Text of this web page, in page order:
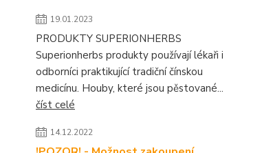
19.01.2023
PRODUKTY SUPERIONHERBS
Superionherbs produkty používají lékaři i
odborníci praktikující tradiční čínskou
medicínu. Houby, které jsou pěstované...
číst celé
14.12.2022